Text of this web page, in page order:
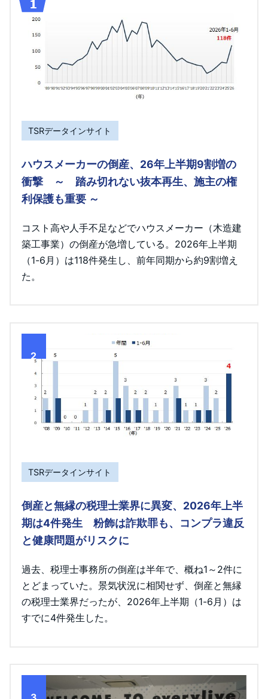
TSRデータインサイト
ハウスメーカーの倒産、26年上半期9割増の
衝撃 ～ 踏み切れない抜本再生、施主の権
利保護も重要 ～
コスト高や人手不足などでハウスメーカー（木造建
築工事業）の倒産が急増している。2026年上半期
（1-6月）は118件発生し、前年同期から約9割増え
た。
2
TSRデータインサイト
倒産と無縁の税理士業界に異変、2026年上半
期は4件発生 粉飾は詐欺罪も、コンプラ違反
と健康問題がリスクに
過去、税理士事務所の倒産は半年で、概ね1～2件に
とどまっていた。景気状況に相関せず、倒産と無縁
の税理士業界だったが、2026年上半期（1-6月）は
すでに4件発生した。